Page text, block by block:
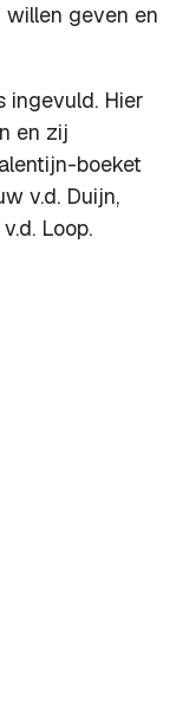
geven en
ingevuld. Hier
en zij
boeket
v.d. Duijn,
Loop.